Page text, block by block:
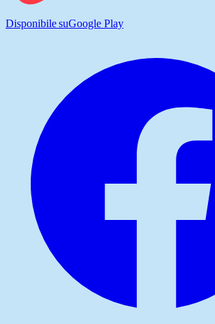
Disponibile suGoogle Play